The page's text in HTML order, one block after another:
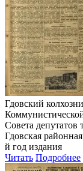
Гдовский
Совета депутатов
Гдовская
й год издания
Читать Подробнее